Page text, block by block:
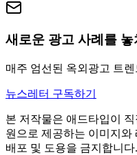
새로운 광고 사례를
매주 엄선된 옥외광고 트
뉴스레터 구독하기
본 저작물은 애드타입이
원으로 제공하는 이미지
배포 및 도용을 금지합니다.